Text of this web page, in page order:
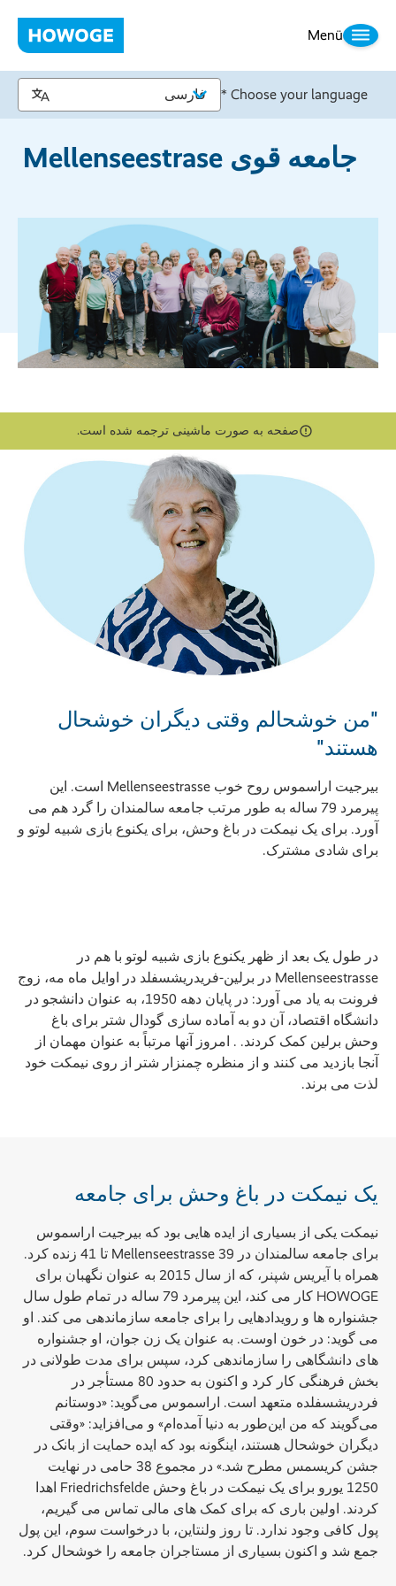
Menü
Choose your language *
جامعه قوی Mellenseestrase
صفحه به صورت ماشینی ترجمه شده است.
"من خوشحالم وقتی دیگران خوشحال
هستند"
بیرجیت اراسموس روح خوب Mellenseestrasse است. این
پیرمرد 79 ساله به طور مرتب جامعه سالمندان را گرد هم می
آورد. برای یک نیمکت در باغ وحش، برای یکنوع بازی شبیه لوتو و
برای شادی مشترک.
در طول یک بعد از ظهر یکنوع بازی شبیه لوتو با هم در
Mellenseestrasse در برلین-فریدریشسفلد در اوایل ماه مه، زوج
فرونت به یاد می آورد: در پایان دهه 1950، به عنوان دانشجو در
دانشگاه اقتصاد، آن دو به آماده سازی گودال شتر برای باغ
وحش برلین کمک کردند. . امروز آنها مرتباً به عنوان مهمان از
آنجا بازدید می کنند و از منظره چمنزار شتر از روی نیمکت خود
لذت می برند.
یک نیمکت در باغ وحش برای جامعه
نیمکت یکی از بسیاری از ایده هایی بود که بیرجیت اراسموس
برای جامعه سالمندان در Mellenseestrasse 39 تا 41 زنده کرد.
همراه با آیریس شپنر، که از سال 2015 به عنوان نگهبان برای
HOWOGE کار می کند، این پیرمرد 79 ساله در تمام طول سال
جشنواره ها و رویدادهایی را برای جامعه سازماندهی می کند. او
می گوید: در خون اوست. به عنوان یک زن جوان، او جشنواره
های دانشگاهی را سازماندهی کرد، سپس برای مدت طولانی در
بخش فرهنگی کار کرد و اکنون به حدود 80 مستأجر در
فردریشسفلده متعهد است. اراسموس می‌گوید: «دوستانم
می‌گویند که من این‌طور به دنیا آمده‌ام» و می‌افزاید: «وقتی
دیگران خوشحال هستند، اینگونه بود که ایده حمایت از بانک در
جشن کریسمس مطرح شد.» در مجموع 38 حامی در نهایت
1250 یورو برای یک نیمکت در باغ وحش Friedrichsfelde اهدا
کردند. اولین باری که برای کمک های مالی تماس می گیریم،
پول کافی وجود ندارد. تا روز ولنتاین، با درخواست سوم، این پول
جمع شد و اکنون بسیاری از مستاجران جامعه را خوشحال کرد.